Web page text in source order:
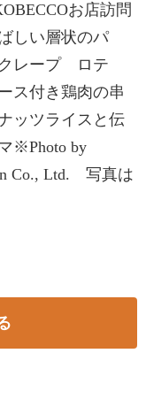
お店訪問
しい層状のパ
レープ ロテ
ス付き鶏肉の串
ッツライスと伝
※Photo by
Co., Ltd. 写真は